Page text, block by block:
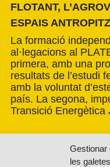
Gestionar
les galetes
FLOTANT,
ESPAIS
La formació
al·legacions al
primera, amb una
resultats de l’estudi
amb la voluntat
país. La segona,
Transició Energètica